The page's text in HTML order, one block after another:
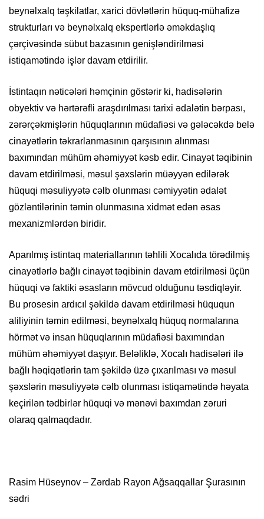
beynəlxalq təşkilatlar, xarici dövlətlərin hüquq-mühafizə
strukturları və beynəlxalq ekspertlərlə əməkdaşlıq
çərçivəsində sübut bazasının genişləndirilməsi
istiqamətində işlər davam etdirilir.
İstintaqın nəticələri həmçinin göstərir ki, hadisələrin
obyektiv və hərtərəfli araşdırılması tarixi ədalətin bərpası,
zərərçəkmişlərin hüquqlarının müdafiəsi və gələcəkdə belə
cinayətlərin təkrarlanmasının qarşısının alınması
baxımından mühüm əhəmiyyət kəsb edir. Cinayət təqibinin
davam etdirilməsi, məsul şəxslərin müəyyən edilərək
hüquqi məsuliyyətə cəlb olunması cəmiyyətin ədalət
gözləntilərinin təmin olunmasına xidmət edən əsas
mexanizmlərdən biridir.
Aparılmış istintaq materiallarının təhlili Xocalıda törədilmiş
cinayətlərlə bağlı cinayət təqibinin davam etdirilməsi üçün
hüquqi və faktiki əsasların mövcud olduğunu təsdiqləyir.
Bu prosesin ardıcıl şəkildə davam etdirilməsi hüququn
aliliyinin təmin edilməsi, beynəlxalq hüquq normalarına
hörmət və insan hüquqlarının müdafiəsi baxımından
mühüm əhəmiyyət daşıyır. Beləliklə, Xocalı hadisələri ilə
bağlı həqiqətlərin tam şəkildə üzə çıxarılması və məsul
şəxslərin məsuliyyətə cəlb olunması istiqamətində həyata
keçirilən tədbirlər hüquqi və mənəvi baxımdan zəruri
olaraq qalmaqdadır.
Rasim Hüseynov – Zərdab Rayon Ağsaqqallar Şurasının
sədri